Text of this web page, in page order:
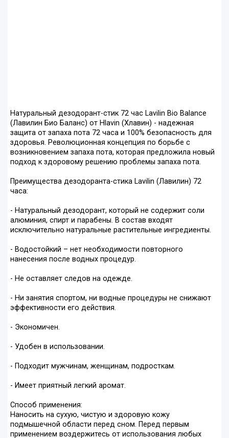
Натуральный дезодорант-стик 72 час Lavilin Bio Balance
(Лавилин Био Баланс) от Hlavin (Хлавин) - надежная
защита от запаха пота 72 часа и 100% безопасность для
здоровья. Революционная концепция по борьбе с
возникновением запаха пота, которая предложила новый
подход к здоровому решению проблемы запаха пота.
Преимущества дезодоранта-стика Lavilin (Лавилин) 72
часа:
- Натуральный дезодорант, который не содержит соли
алюминия, спирт и парабены. В состав входят
исключительно натуральные растительные ингредиенты.
- Водостойкий – нет необходимости повторного
нанесения после водных процедур.
- Не оставляет следов на одежде.
- Ни занятия спортом, ни водные процедуры не снижают
эффективности его действия.
- Экономичен.
- Удобен в использовании.
- Подходит мужчинам, женщинам, подросткам.
- Имеет приятный легкий аромат.
Способ применения:
Наносить на сухую, чистую и здоровую кожу
подмышечной области перед сном. Перед первым
применением воздержитесь от использования любых